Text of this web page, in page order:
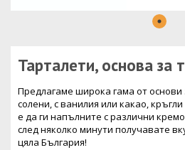
Тарталети, основа за
Предлагаме широка гама от основи
солени, с ванилия или какао,
е да ги напълните с различни
след няколко минути получавате
цяла България!